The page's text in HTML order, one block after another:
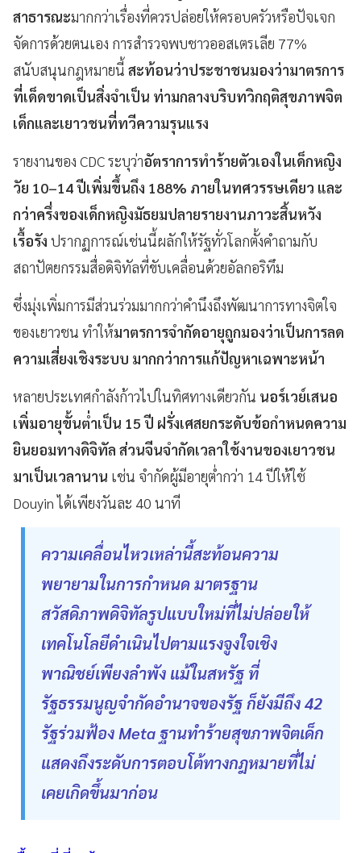
สาธารณะมากกว่าเรื่องที่ควรปล่อยให้ครอบครัวหรือปัจเจก
จัดการด้วยตนเอง การสำรวจพบชาวออสเตรเลีย 77%
สนับสนุนกฎหมายนี้ สะท้อนว่าประชาชนมองว่ามาตรการ
ที่เด็ดขาดเป็นสิ่งจำเป็น ท่ามกลางบริบทวิกฤติสุขภาพจิต
เด็กและเยาวชนที่ทวีความรุนแรง
รายงานของ CDC ระบุว่าอัตราการทำร้ายตัวเองในเด็กหญิง
วัย 10–14 ปีเพิ่มขึ้นถึง 188% ภายในทศวรรษเดียว และ
กว่าครึ่งของเด็กหญิงมัธยมปลายรายงานภาวะสิ้นหวัง
เรื้อรัง ปรากฏการณ์เช่นนี้ผลักให้รัฐทั่วโลกตั้งคำถามกับ
สถาปัตยกรรมสื่อดิจิทัลที่ขับเคลื่อนด้วยอัลกอริทึม
ซึ่งมุ่งเพิ่มการมีส่วนร่วมมากกว่าคำนึงถึงพัฒนาการทางจิตใจ
ของเยาวชน ทำให้มาตรการจำกัดอายุถูกมองว่าเป็นการลด
ความเสี่ยงเชิงระบบ มากกว่าการแก้ปัญหาเฉพาะหน้า
หลายประเทศกำลังก้าวไปในทิศทางเดียวกัน นอร์เวย์เสนอ
เพิ่มอายุขั้นต่ำเป็น 15 ปี ฝรั่งเศสยกระดับข้อกำหนดความ
ยินยอมทางดิจิทัล ส่วนจีนจำกัดเวลาใช้งานของเยาวชน
มาเป็นเวลานาน เช่น จำกัดผู้มีอายุต่ำกว่า 14 ปีให้ใช้
Douyin ได้เพียงวันละ 40 นาที
ความเคลื่อนไหวเหล่านี้สะท้อนความ
พยายามในการกำหนด มาตรฐาน
สวัสดิภาพดิจิทัลรูปแบบใหม่ที่ไม่ปล่อยให้
เทคโนโลยีดำเนินไปตามแรงจูงใจเชิง
พาณิชย์เพียงลำพัง แม้ในสหรัฐ ที่
รัฐธรรมนูญจำกัดอำนาจของรัฐ ก็ยังมีถึง 42
รัฐร่วมฟ้อง Meta ฐานทำร้ายสุขภาพจิตเด็ก
แสดงถึงระดับการตอบโต้ทางกฎหมายที่ไม่
เคยเกิดขึ้นมาก่อน